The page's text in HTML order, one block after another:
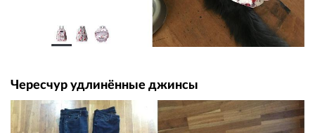
Чересчур удлинённые джинсы